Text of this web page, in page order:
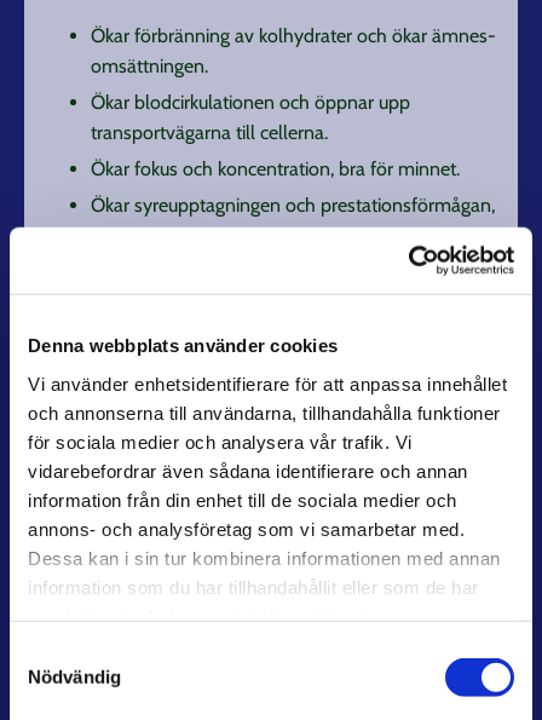
Denna webbplats använder cookies
Vi använder enhetsidentifierare för att anpassa innehållet
och annonserna till användarna, tillhandahålla funktioner
för sociala medier och analysera vår trafik. Vi
vidarebefordrar även sådana identifierare och annan
information från din enhet till de sociala medier och
annons- och analysföretag som vi samarbetar med.
Dessa kan i sin tur kombinera informationen med annan
information som du har tillhandahållit eller som de har
Nödvändig
Ökar förbränning av kolhydrater och ökar ämnes-
omsättningen.
Ökar blodcirkulationen och öppnar upp
transportvägarna till cellerna.
Ökar fokus och koncentration, bra för minnet.
Ökar syreupptagningen och prestationsförmågan,
Uppiggande och stimulerande och vidgar
blodkärlen.
Basics - Basförsörjning för
matsmältningssystemet och immunförsvaret
Innehåller torkade frukt och grönsaker, fibrer,
goda tarmbakterier, enzymer, ayurvediska örter
och antioxidanter
Läkande på matsmältning och tarmfloran.
Stärker immunförsvaret
Balanserar blodsockret (lågt GI och lågt GB)